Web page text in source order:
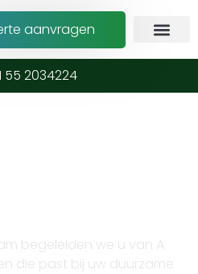
aanvragen
55 2034224
begeleiden we u van A
die past bij uw duurzame